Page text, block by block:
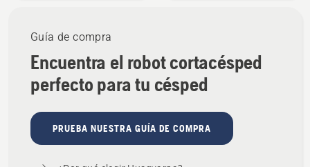
Guía de compra
Encuentra el robot cortacésped
perfecto para tu césped
PRUEBA NUESTRA GUÍA DE COMPRA